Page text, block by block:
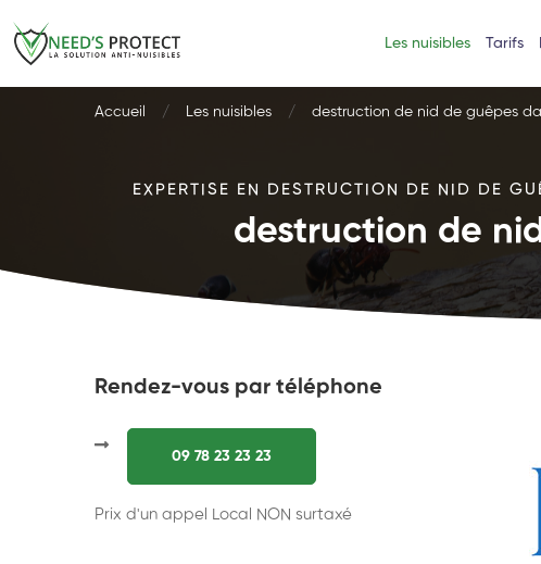
Les nuisibles Tarifs
Accueil Les nuisibles destruction de nid de guêpes
EXPERTISE EN DESTRUCTION DE NID DE
destruction de
Rendez-vous par téléphone
09 78 23 23 23
Prix d'un appel Local NON surtaxé